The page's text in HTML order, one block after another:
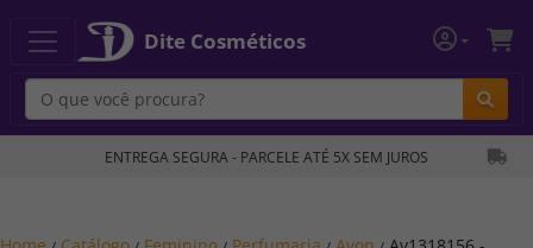
Dite Cosméticos
ENTREGA SEGURA - PARCELE ATÉ 5X SEM JUROS